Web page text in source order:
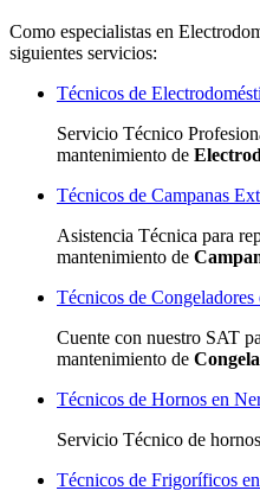
Como especialistas en
siguientes servicios:
Técnicos de
Servicio Técnico
mantenimiento de
Técnicos de Campanas
Asistencia Técnica para
mantenimiento de
Técnicos de Congeladores
Cuente con nuestro SAT
mantenimiento de
Técnicos de Hornos en
Servicio Técnico de
Técnicos de Frigoríficos